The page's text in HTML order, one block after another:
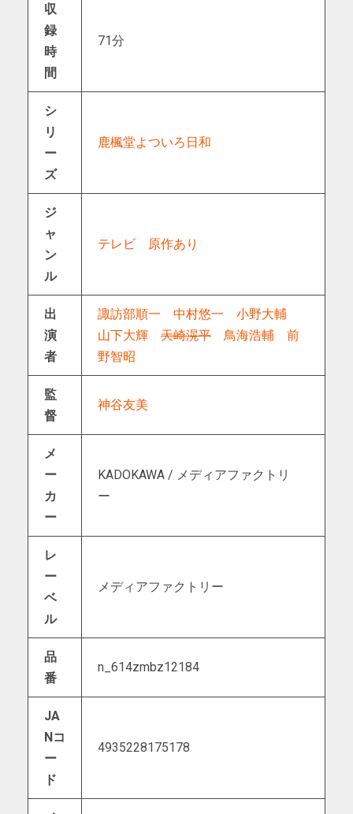
収
録
時
間
71分
シ
リ
ー
ズ
鹿楓堂よついろ日和
ジ
ャ
ン
ル
テレビ 原作あり
出
演
者
諏訪部順一 中村悠一
小野大輔
山下大輝
天崎滉平 鳥海浩輔
前
野智昭
監
督
神谷友美
メ
ー
カ
ー
KADOKAWA / メディアファクトリ
ー
レ
ー
ベ
ル
メディアファクトリー
品
番
n_614zmbz12184
JA
Nコ
ー
ド
4935228175178